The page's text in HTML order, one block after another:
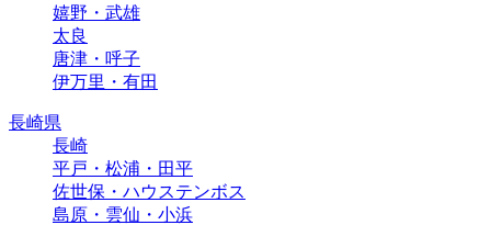
嬉野・武雄
太良
唐津・呼子
伊万里・有田
長崎県
長崎
平戸・松浦・田平
佐世保・ハウステンボス
島原・雲仙・小浜